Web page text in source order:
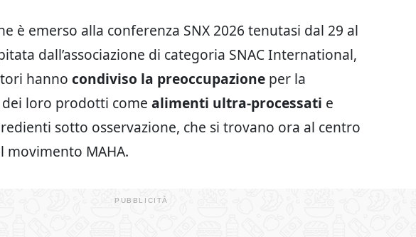
è emerso alla conferenza SNX 2026 tenutasi dal 29 al
dall’associazione di categoria SNAC International,
hanno condiviso la preoccupazione per la
dei loro prodotti come alimenti ultra-processati e
sotto osservazione, che si trovano ora al centro
movimento MAHA.